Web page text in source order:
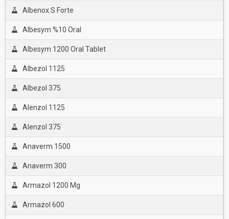
Albenox S Forte
Albesym %10 Oral
Albesym 1200 Oral Tablet
Albezol 1125
Albezol 375
Alenzol 1125
Alenzol 375
Anaverm 1500
Anaverm 300
Armazol 1200 Mg
Armazol 600